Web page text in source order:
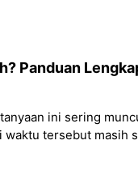
Panduan
ini sering
tersebut masih